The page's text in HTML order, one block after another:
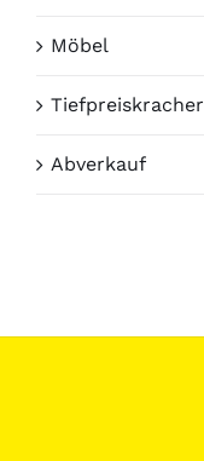
Möbel
Tiefpreiskracher
Abverkauf